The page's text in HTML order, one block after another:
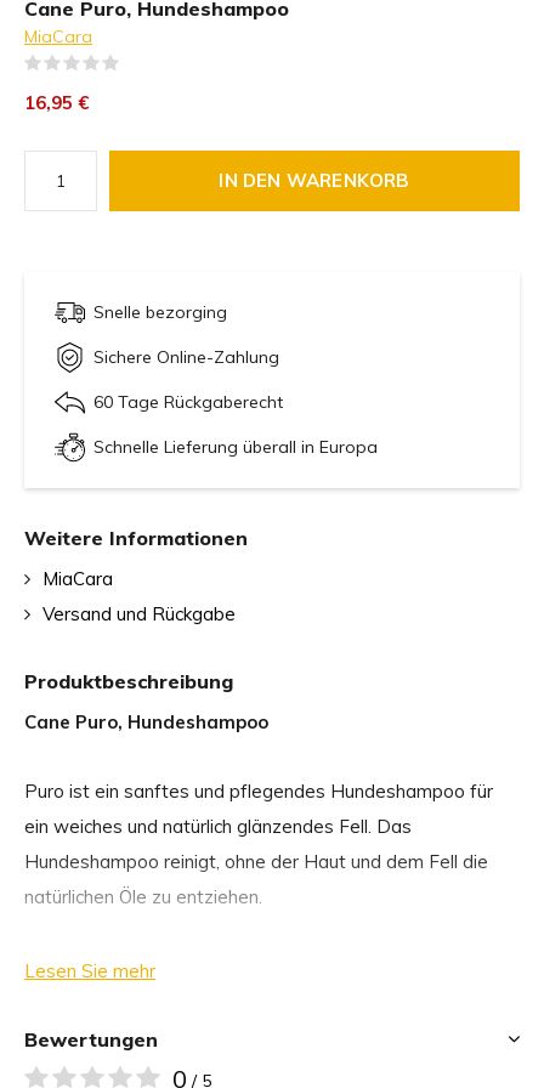
Cane Puro, Hundeshampoo
MiaCara
16,95 €
IN DEN WARENKORB
Snelle bezorging
Sichere Online-Zahlung
60 Tage Rückgaberecht
Schnelle Lieferung überall in Europa
Produktbeschreibung
Cane Puro, Hundeshampoo
Puro ist ein sanftes und pflegendes Hundeshampoo für
ein weiches und natürlich glänzendes Fell. Das
Hundeshampoo reinigt, ohne der Haut und dem Fell die
natürlichen Öle zu entziehen.
Aloe vera beugt Trockenheit und Juckreiz vor, während
beruhigt und revitalisiert. Das ätherische Öl des Lavendels
ist dafür bekannt, dass es nervöse Spannungen abbaut
Lesen Sie mehr
Weitere Informationen
MiaCara
Versand und Rückgabe
Bewertungen
0 / 5